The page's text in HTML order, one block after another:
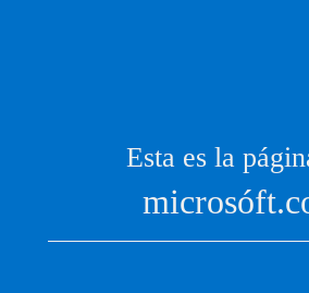
Esta es la